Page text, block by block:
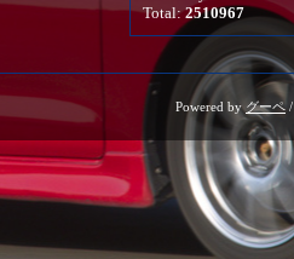
Total:2510967
Powered by グーペ